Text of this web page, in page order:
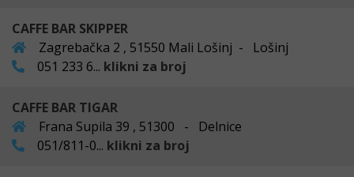
CAFFE BAR SKIPPER
Zagrebačka 2 , 51550 Mali Lošinj - Lošinj
051 233 6... klikni za broj
CAFFE BAR TIGAR
Frana Supila 39 , 51300 - Delnice
051/811-0... klikni za broj